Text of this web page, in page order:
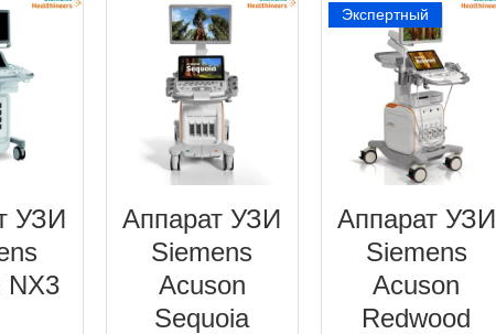
УЗИ
NX3
Аппарат УЗИ
Siemens
Acuson
Sequoia
Экспертный
Аппарат УЗИ
Siemens
Acuson
Redwood